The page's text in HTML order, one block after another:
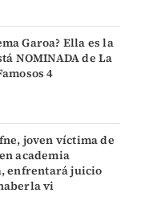
Garoa? Ella es la
NOMINADA de La
4
joven víctima de
academia
enfrentará juicio
vi